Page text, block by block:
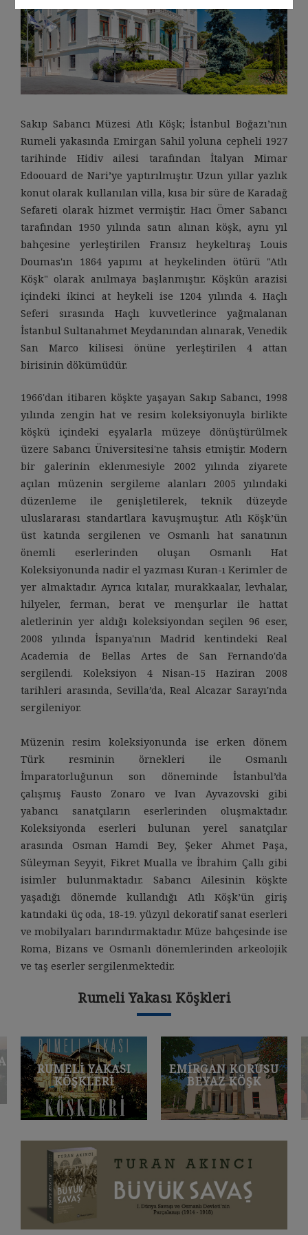
Sakıp Sabancı Müzesi Atlı Köşk; İstanbul Boğazı’nın
Rumeli yakasında Emirgan Sahil yoluna cepheli 1927
tarihinde Hidiv ailesi tarafından İtalyan Mimar
Edoouard de Nari’ye yaptırılmıştır. Uzun yıllar yazlık
konut olarak kullanılan villa, kısa bir süre de Karadağ
Sefareti olarak hizmet vermiştir. Hacı Ömer Sabancı
tarafından 1950 yılında satın alınan köşk, aynı yıl
bahçesine yerleştirilen Fransız heykeltıraş Louis
Doumas'ın 1864 yapımı at heykelinden ötürü "Atlı
Köşk" olarak anılmaya başlanmıştır. Köşkün arazisi
içindeki ikinci at heykeli ise 1204 yılında 4. Haçlı
Seferi sırasında Haçlı kuvvetlerince yağmalanan
İstanbul Sultanahmet Meydanından alınarak, Venedik
San Marco kilisesi önüne yerleştirilen 4 attan
birisinin dökümüdür.
1966'dan itibaren köşkte yaşayan Sakıp Sabancı, 1998
yılında zengin hat ve resim koleksiyonuyla birlikte
köşkü içindeki eşyalarla müzeye dönüştürülmek
üzere Sabancı Üniversitesi'ne tahsis etmiştir. Modern
bir galerinin eklenmesiyle 2002 yılında ziyarete
açılan müzenin sergileme alanları 2005 yılındaki
düzenleme ile genişletilerek, teknik düzeyde
uluslararası standartlara kavuşmuştur. Atlı Köşk’ün
üst katında sergilenen ve Osmanlı hat sanatının
önemli eserlerinden oluşan Osmanlı Hat
Koleksiyonunda nadir el yazması Kuran-ı Kerimler de
yer almaktadır. Ayrıca kıtalar, murakkaalar, levhalar,
hilyeler, ferman, berat ve menşurlar ile hattat
aletlerinin yer aldığı koleksiyondan seçilen 96 eser,
2008 yılında İspanya'nın Madrid kentindeki Real
Academia de Bellas Artes de San Fernando'da
sergilendi. Koleksiyon 4 Nisan-15 Haziran 2008
tarihleri arasında, Sevilla’da, Real Alcazar Sarayı'nda
sergileniyor.
Müzenin resim koleksiyonunda ise erken dönem
Türk resminin örnekleri ile Osmanlı
İmparatorluğunun son döneminde İstanbul’da
çalışmış Fausto Zonaro ve Ivan Ayvazovski gibi
yabancı sanatçıların eserlerinden oluşmaktadır.
Koleksiyonda eserleri bulunan yerel sanatçılar
arasında Osman Hamdi Bey, Şeker Ahmet Paşa,
Süleyman Seyyit, Fikret Mualla ve İbrahim Çallı gibi
isimler bulunmaktadır. Sabancı Ailesinin köşkte
yaşadığı dönemde kullandığı Atlı Köşk’ün giriş
katındaki üç oda, 18-19. yüzyıl dekoratif sanat eserleri
ve mobilyaları barındırmaktadır. Müze bahçesinde ise
Roma, Bizans ve Osmanlı dönemlerinden arkeolojik
ve taş eserler sergilenmektedir.
Rumeli Yakası Köşkleri
YAKASI
KÖŞKLERI
EMIRGAN KORUSU
BEYAZ KÖŞK